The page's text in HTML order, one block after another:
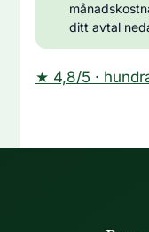
ditt avtal
★ 4,8/5 ·